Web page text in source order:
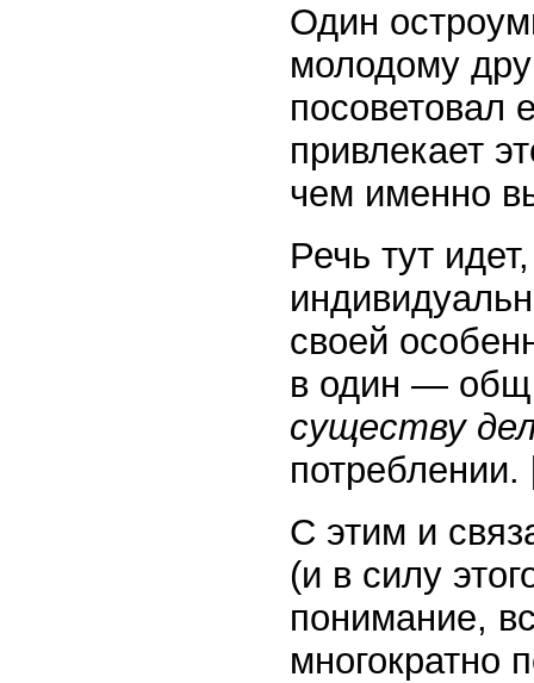
Один
молодому
посоветовал
привлекает
чем именно
Речь тут
своей
в один —
существу
потреблении.
С этим и
(и в силу
понимание,
многократно